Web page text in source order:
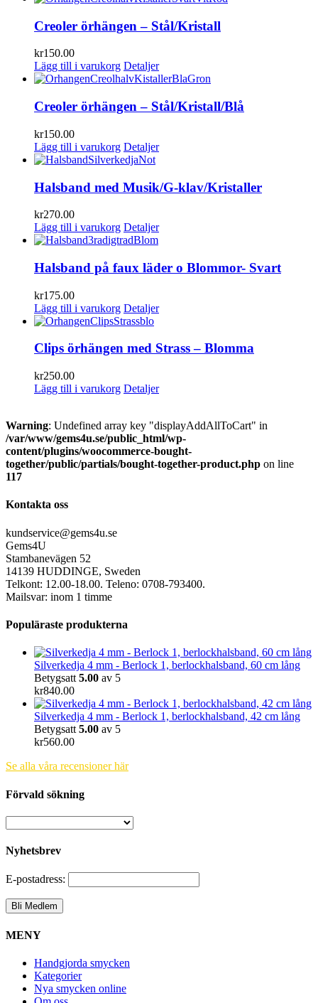
Creoler örhängen – Stål/Kristall
kr150.00
Lägg till i varukorg Detaljer
Creoler örhängen – Stål/Kristall/Blå
kr150.00
Lägg till i varukorg Detaljer
Halsband med Musik/G-klav/Kristaller
kr270.00
Lägg till i varukorg Detaljer
Halsband på faux läder o Blommor- Svart
kr175.00
Lägg till i varukorg Detaljer
Clips örhängen med Strass – Blomma
kr250.00
Lägg till i varukorg Detaljer
Warning: Undefined array key "displayAddAllToCart" in
/var/www/gems4u.se/public_html/wp-
content/plugins/woocommerce-bought-
together/public/partials/bought-together-product.php on line
117
Kontakta oss
kundservice@gems4u.se
Gems4U
Stambanevägen 52
14139 HUDDINGE, Sweden
Telkont: 12.00-18.00. Teleno: 0708-793400.
Mailsvar: inom 1 timme
Populäraste produkterna
Silverkedja 4 mm - Berlock 1, berlockhalsband, 60 cm lång
Betygsatt 5.00 av 5
kr840.00
Silverkedja 4 mm - Berlock 1, berlockhalsband, 42 cm lång
Betygsatt 5.00 av 5
kr560.00
Se alla våra recensioner här
Förvald sökning
Nyhetsbrev
E-postadress:
MENY
Handgjorda smycken
Kategorier
Nya smycken online